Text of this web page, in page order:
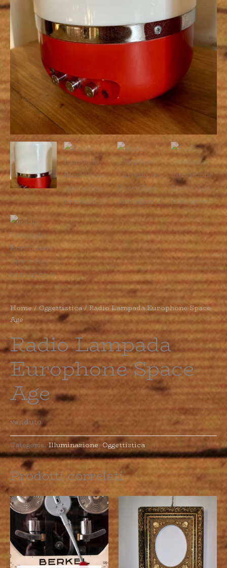
Home/Oggettistica/ Radio Lampada Europhone Space
Age
Radio Lampada
Europhone Space
Age
venduto
Categorie:Illuminazione, Oggettistica
Prodotti correlati